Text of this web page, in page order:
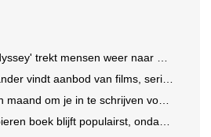
trekt mensen weer naar de bioscoop
aanbod van films, series en sport vaak versnipperd
om je in te schrijven voor de Mercurs 2026
blijft populairst, ondanks digitale alternatieven